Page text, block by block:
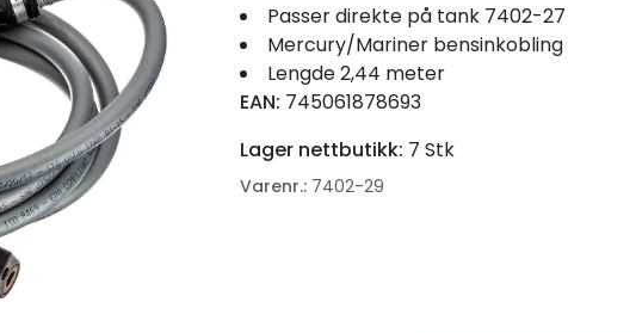
Passer direkte på tank 7402-27
Mercury/Mariner bensinkobling
Lengde 2,44 meter
EAN: 745061878693
Lager nettbutikk: 7 Stk
Varenr.: 7402-29